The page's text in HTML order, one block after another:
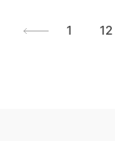
1 12